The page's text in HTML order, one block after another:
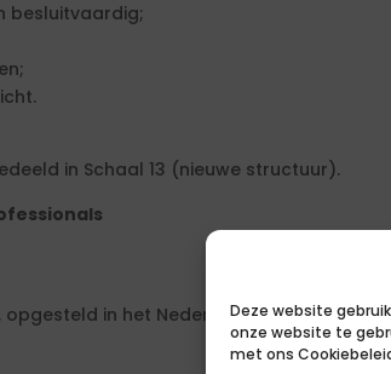
Deze website
onze website te
met ons
besluitvaardig;
in Schaal 13 (nieuwe structuur).
opgesteld in het Nederlands, minimaal 2